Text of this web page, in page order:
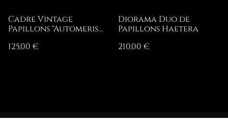
Cadre Vintage
Papillons "Automeris
125,00 €
Diorama Duo de
Papillons Haetera
210,00 €